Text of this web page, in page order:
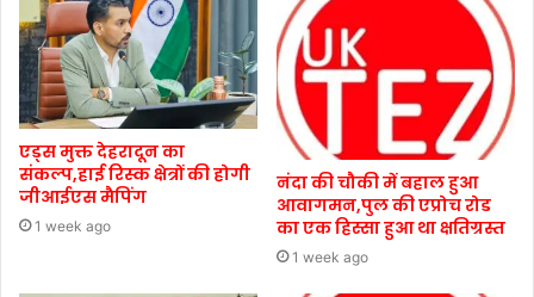
एड्स मुक्त देहरादून का
संकल्प,हाई रिस्क क्षेत्रों की होगी
जीआईएस मैपिंग
1 week ago
नंदा की चौकी में बहाल हुआ
आवागमन,पुल की एप्रोच रोड
का एक हिस्सा हुआ था क्षतिग्रस्त
1 week ago